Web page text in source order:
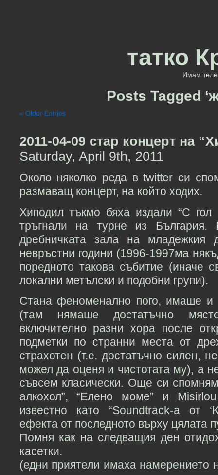
татко
Имам теле
Posts Tagged
« Older Entries
2011-04-09 стар концерт на
Saturday, April 9th, 2011
Около няколко реда в twitter си
размаващ концерт, на който ходих.
Хиподил тъкмо бяха издали “С
тръгнали на турне из
дребничката зала на
невръстни години (1996-1997ма
поредното такова събитие (иначе
локални метълски и подобни групи).
Стана феноменално пого, имаше и
(там нямаше достатъчно
включително разни хора после
подметки по странни места от
страхотен (т.е. достатъчно силен,
можел да оценя и чистотата му), а
съвсем класически. Още си
алкохол”, “Елено моме” и
известно като “Soundtrack-а от
ефекта от последното върху цялата
Помня как на следващия ден
касетки.
(едни приятели имаха намерението